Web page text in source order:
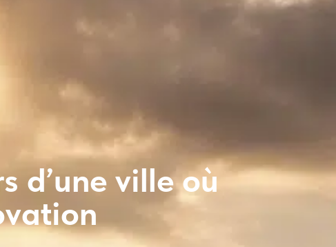
d’une ville où